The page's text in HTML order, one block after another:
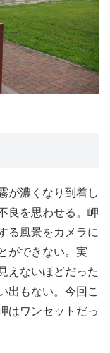
が濃くなり到着し
良を思わせる。岬
る風景をカメラに
ができない。実
えないほどだった
出もない。今回こ
はワンセットだっ